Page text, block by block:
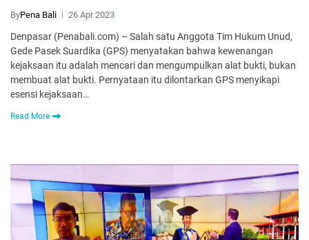
ByPena Bali 26 Apr 2023
Denpasar (Penabali.com) – Salah satu Anggota Tim Hukum Unud,
Gede Pasek Suardika (GPS) menyatakan bahwa kewenangan
kejaksaan itu adalah mencari dan mengumpulkan alat bukti, bukan
membuat alat bukti. Pernyataan itu dilontarkan GPS menyikapi
esensi kejaksaan…
Read More